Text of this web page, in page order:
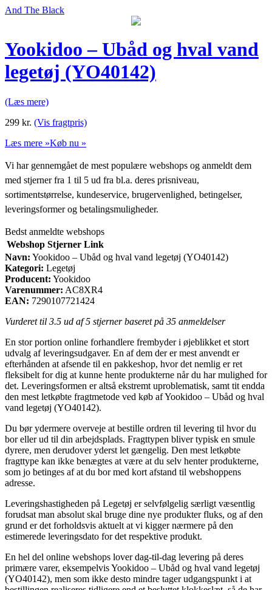
And The Black
Yookidoo – Ubåd og hval vand
legetøj (YO40142)
(Læs mere)
299 kr. (Vis fragtpris)
Læs mere »Køb nu »
Vi har gennemgået de mest populære webshops og anmeldt dem
med stjerner fra 1 til 5 ud fra bl.a. deres prisniveau,
sortimentstørrelse, kundeservice, brugervenlighed, betingelser,
leveringsformer og betalingsmuligheder.
Bedst anmeldte webshops
Webshop Stjerner Link
Navn: Yookidoo – Ubåd og hval vand legetøj (YO40142)
Kategori: Legetøj
Producent: Yookidoo
Varenummer: AC8XR4
EAN: 7290107721424
Vurderet til 3.5 ud af 5 stjerner baseret på 35 anmeldelser
En stor portion online forhandlere frembyder i øjeblikket et stort
udvalg af leveringsudgaver. En af dem der er mest anvendt er
efterhånden at afsende til en pakkeshop, hvor det nemlig er ret
fleksibelt for dig at kunne hente produkterne når du har mulighed for
det. Leveringsformen er altså ekstremt uproblematisk, samt tit endda
den mest letkøbte fragtmetode ved køb af Yookidoo – Ubåd og hval
vand legetøj (YO40142).
Du bør ydermere overveje at bestille ordren til levering til hvor du
bor eller ud til din arbejdsplads. Fragttypen bliver typisk en smule
dyrere, men derudover yderst let gængelig. Den mest letkøbte
fragttype kan ikke benægtes at være at du selv henter produkterne,
som jo betinges af at du bor med kort afstand til webshoppens
adresse.
Leveringshastigheden på Legetøj er selvfølgelig særligt væsentlig
forudsat man absolut skal bruge dine nye produkter fluks, og af den
grund er det forholdsvis aktuelt at vi kigger nærmere på den
estimerede leveringsdato for det respektive produkt.
En hel del online webshops lover dag-til-dag levering på deres
primære varer, eksempelvis Yookidoo – Ubåd og hval vand legetøj
(YO40142), men som ikke desto mindre tager udgangspunkt i at